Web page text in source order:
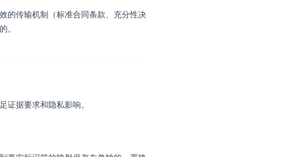
的传输机制（标准合同条款、充分性决
。
证据要求和隐私影响。